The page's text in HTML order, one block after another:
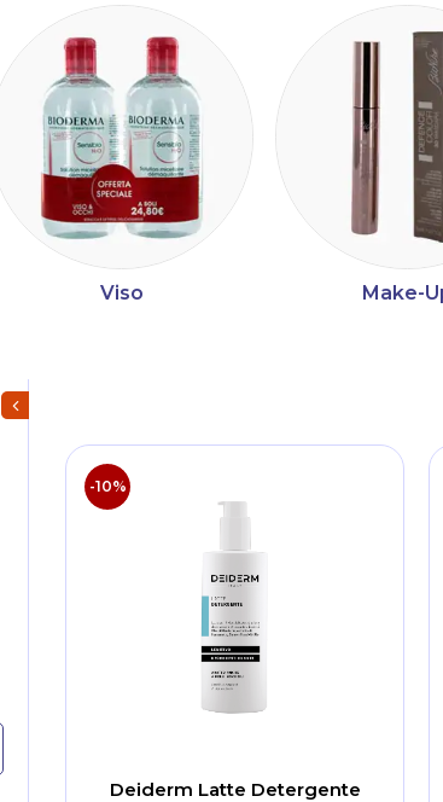
Viso Make-
-10%
Deiderm Latte Detergente
Cerca
Mostra/Nascondi filtri